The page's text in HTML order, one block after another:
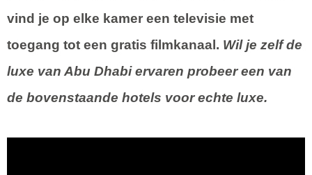
vind je op elke kamer een televisie met
toegang tot een gratis filmkanaal. Wil je zelf de
luxe van Abu Dhabi ervaren probeer een van
de bovenstaande hotels voor echte luxe.